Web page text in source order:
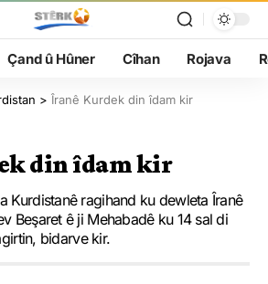
Çand û Hûner Cîhan Rojava
> Îranê Kurdek din îdam kir
din îdam kir
Kurdistanê ragihand ku dewleta Îranê
Beşaret ê ji Mehabadê ku 14 sal di
bidarve kir.